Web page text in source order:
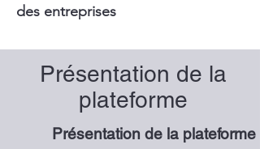
des entreprises
Présentation de la
plateforme
Présentation de la plateforme